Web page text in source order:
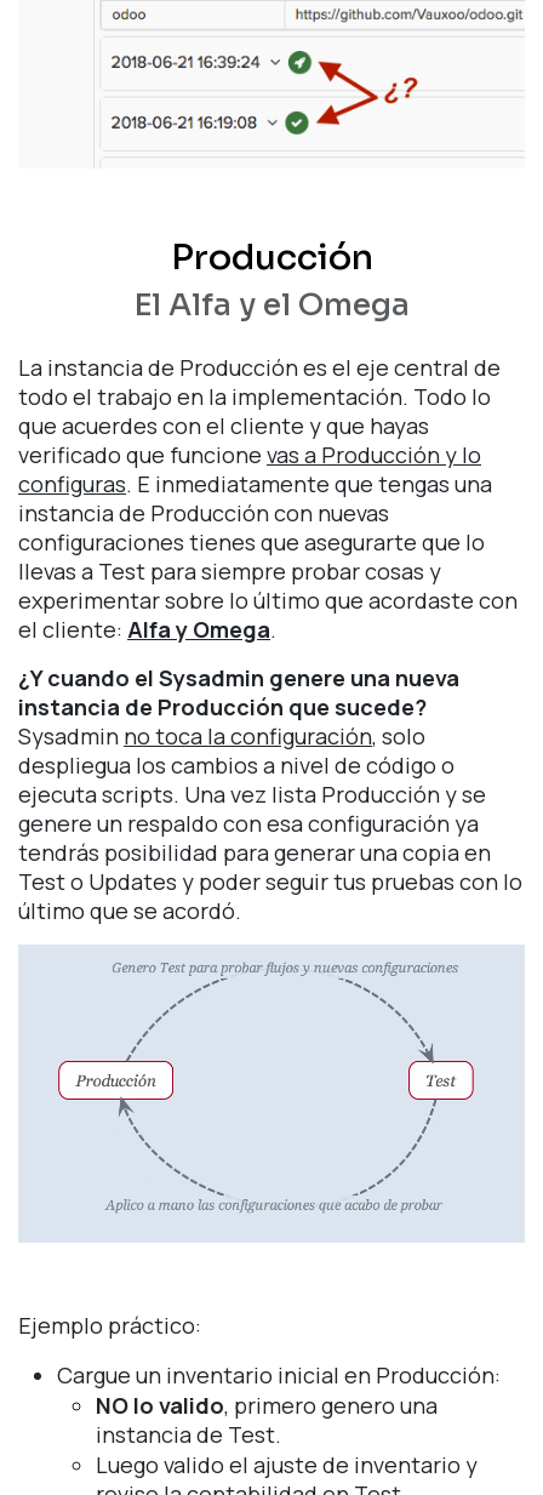
Producción
El Alfa y el Omega
La instancia de Producción es el eje central de
todo el trabajo en la implementación. Todo lo
que acuerdes con el cliente y que hayas
verificado que funcione vas a Producción y lo
configuras. E inmediatamente que tengas una
instancia de Producción con nuevas
configuraciones tienes que asegurarte que lo
llevas a Test para siempre probar cosas y
experimentar sobre lo último que acordaste con
el cliente: Alfa y Omega.
¿Y cuando el Sysadmin genere una nueva
instancia de Producción que sucede?
Sysadmin no toca la configuración, solo
despliegua los cambios a nivel de código o
ejecuta scripts. Una vez lista Producción y se
genere un respaldo con esa configuración ya
tendrás posibilidad para generar una copia en
Test o Updates y poder seguir tus pruebas con lo
último que se acordó.
Ejemplo práctico:
Cargue un inventario inicial en Producción:
NO lo valido, primero genero una
instancia de Test.
Luego valido el ajuste de inventario y